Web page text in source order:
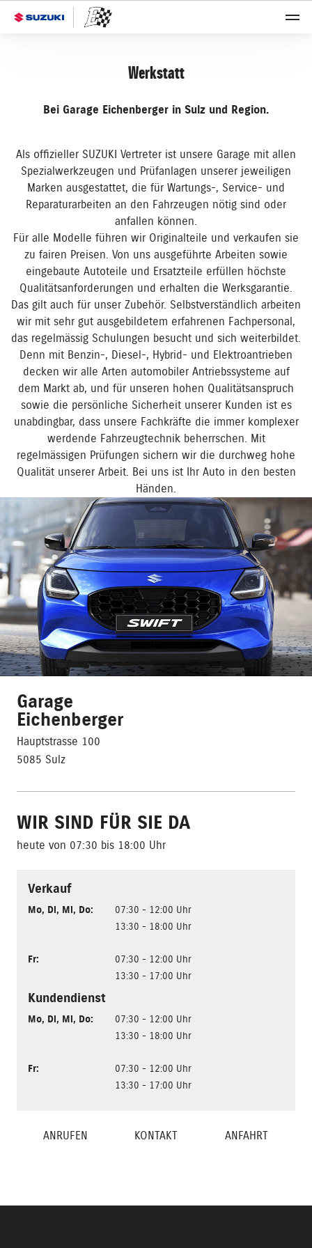
Werkstatt
Bei Garage Eichenberger in Sulz und Region.
Als offizieller SUZUKI Vertreter ist unsere Garage mit allen
Spezialwerkzeugen und Prüfanlagen unserer jeweiligen
Marken ausgestattet, die für Wartungs-, Service- und
Reparaturarbeiten an den Fahrzeugen nötig sind oder
anfallen können.
Für alle Modelle führen wir Originalteile und verkaufen sie
zu fairen Preisen. Von uns ausgeführte Arbeiten sowie
eingebaute Autoteile und Ersatzteile erfüllen höchste
Qualitätsanforderungen und erhalten die Werksgarantie.
Das gilt auch für unser Zubehör. Selbstverständlich arbeiten
wir mit sehr gut ausgebildetem erfahrenen Fachpersonal,
das regelmässig Schulungen besucht und sich weiterbildet.
Denn mit Benzin-, Diesel-, Hybrid- und Elektroantrieben
decken wir alle Arten automobiler Antriebssysteme auf
dem Markt ab, und für unseren hohen Qualitätsanspruch
sowie die persönliche Sicherheit unserer Kunden ist es
unabdingbar, dass unsere Fachkräfte die immer komplexer
werdende Fahrzeugtechnik beherrschen. Mit
regelmässigen Prüfungen sichern wir die durchweg hohe
Qualität unserer Arbeit. Bei uns ist Ihr Auto in den besten
Händen.
Garage
Eichenberger
Hauptstrasse 100
5085 Sulz
WIR SIND FÜR SIE DA
heute von 07:30 bis 18:00 Uhr
Verkauf
Mo, Di, Mi, Do:
07:30 - 12:00 Uhr
13:30 - 18:00 Uhr
Fr:
07:30 - 12:00 Uhr
13:30 - 17:00 Uhr
Kundendienst
Mo, Di, Mi, Do:
07:30 - 12:00 Uhr
13:30 - 18:00 Uhr
Fr:
07:30 - 12:00 Uhr
13:30 - 17:00 Uhr
ANRUFEN KONTAKT ANFAHRT